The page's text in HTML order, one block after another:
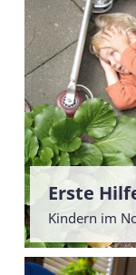
Erste
Kindern im